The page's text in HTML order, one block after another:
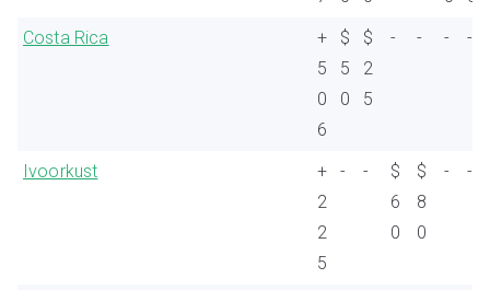
Costa Rica
+
5
0
6
$
5
0
$
2
5
- - - -
Ivoorkust
+
2
2
5
- -
$
6
0
$
8
0
- -